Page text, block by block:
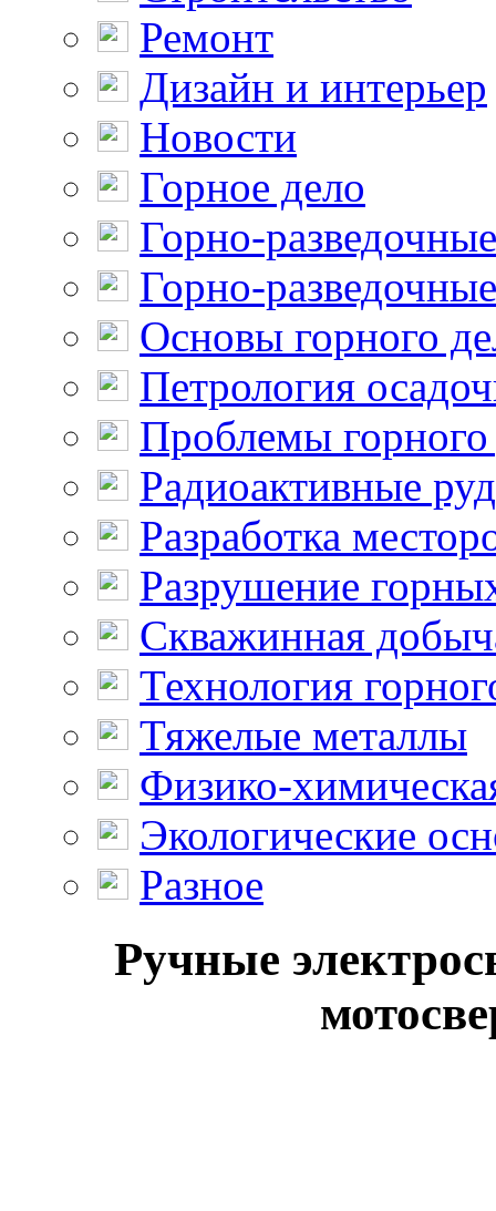
Ремонт
Дизайн и интерьер
Новости
Горное дело
Горно-
Горно-
Основы горного
Петрология
Проблемы горного
Радиоактивные
Разработка
Разрушение
Скважинная
Технология
Тяжелые металлы
Физико-
Экологические
Разное
Ручные